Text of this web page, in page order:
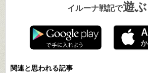
イルーナ戦記で遊ぶ
関連と思われる記事